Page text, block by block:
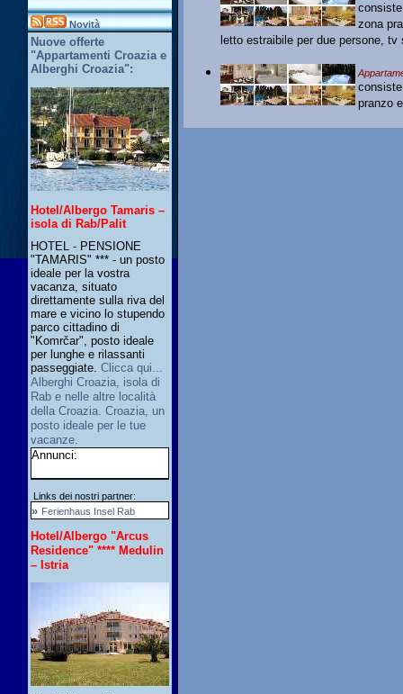
Novità
Nuove offerte
"Appartamenti Croazia e
Alberghi Croazia":
Hotel/Albergo Tamaris –
isola di Rab/Palit
HOTEL - PENSIONE
"TAMARIS" *** - un posto
ideale per la vostra
vacanza, situato
direttamente sulla riva del
mare e vicino lo stupendo
parco cittadino di
"Komrčar", posto ideale
per lunghe e rilassanti
passeggiate. Clicca qui...
Alberghi Croazia, isola di
Rab e nelle altre località
della Croazia. Croazia, un
posto ideale per le tue
vacanze.
Annunci:
Links dei nostri partner:
» Ferienhaus Insel Rab
Hotel/Albergo "Arcus
Residence" **** Medulin
– Istria
zona
letto estraibile per due persone,
pranzo